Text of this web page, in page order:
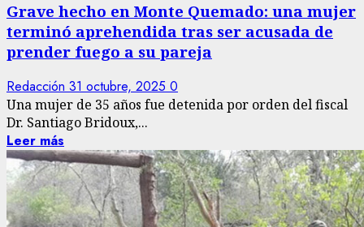
Grave hecho en Monte Quemado: una mujer
terminó aprehendida tras ser acusada de
prender fuego a su pareja
Redacción 31 octubre, 2025 0
Una mujer de 35 años fue detenida por orden del fiscal
Dr. Santiago Bridoux,...
Leer más